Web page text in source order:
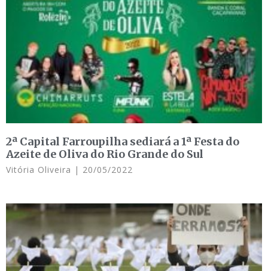
2ª Capital Farroupilha sediará a 1ª Festa do
Azeite de Oliva do Rio Grande do Sul
Vitória Oliveira 20/05/2022